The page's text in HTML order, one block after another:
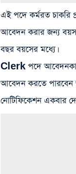
এই পদে কর্মরত চাকরি
আবেদন করার জন্য
বছর বয়সের মধ্যে।
Clerk পদে
আবেদন করতে পারবেন
নোটিফিকেশন একবার